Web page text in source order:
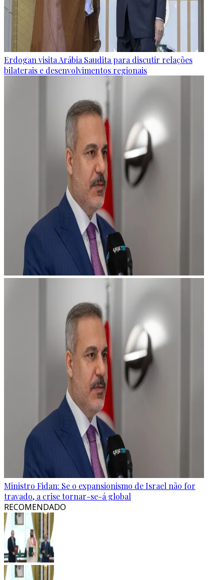
Erdogan visita Arábia Saudita para discutir relações
bilaterais e desenvolvimentos regionais
Ministro Fidan: Se o expansionismo de Israel não for
travado, a crise tornar-se-á global
RECOMENDADO